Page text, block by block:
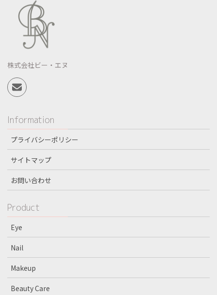
株式会社ビー・エヌ
Information
プライバシーポリシー
サイトマップ
お問い合わせ
Product
Eye
Nail
Makeup
Beauty Care